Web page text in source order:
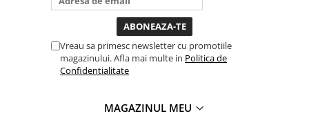
Truse si Accesorii 3/4
Truse si Accesorii 3/8
Accesorii de impact 1"
toata ziua ,ce...
Vreau sa primesc newsletter cu promotiile
magazinului. Afla mai multe in Politica de
Confidentialitate
MAGAZINUL MEU